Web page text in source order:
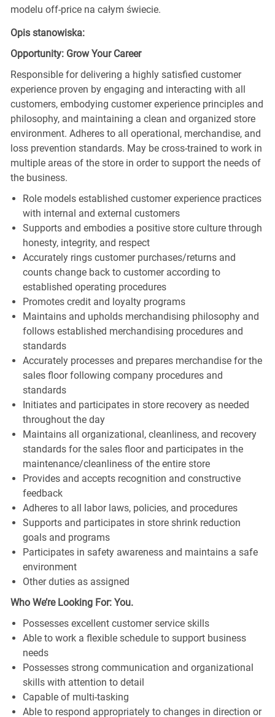
modelu off-price na całym świecie.
Opis stanowiska:
Opportunity: Grow Your Career
Responsible for delivering a highly satisfied customer
experience proven by engaging and interacting with all
customers, embodying customer experience principles and
philosophy, and maintaining a clean and organized store
environment. Adheres to all operational, merchandise, and
loss prevention standards. May be cross-trained to work in
multiple areas of the store in order to support the needs of
the business.
Role models established customer experience practices
with internal and external customers
Supports and embodies a positive store culture through
honesty, integrity, and respect
Accurately rings customer purchases/returns and
counts change back to customer according to
established operating procedures
Promotes credit and loyalty programs
Maintains and upholds merchandising philosophy and
follows established merchandising procedures and
standards
Accurately processes and prepares merchandise for the
sales floor following company procedures and
standards
Initiates and participates in store recovery as needed
throughout the day
Maintains all organizational, cleanliness, and recovery
standards for the sales floor and participates in the
maintenance/cleanliness of the entire store
Provides and accepts recognition and constructive
feedback
Adheres to all labor laws, policies, and procedures
Supports and participates in store shrink reduction
goals and programs
Participates in safety awareness and maintains a safe
environment
Other duties as assigned
Who We’re Looking For: You.
Possesses excellent customer service skills
Able to work a flexible schedule to support business
needs
Possesses strong communication and organizational
skills with attention to detail
Capable of multi-tasking
Able to respond appropriately to changes in direction or